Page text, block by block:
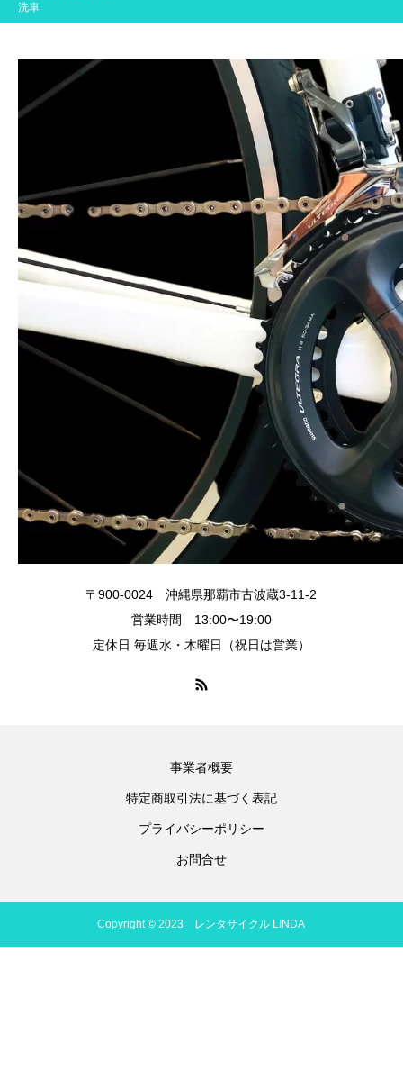
洗車
〒900-0024 沖縄県那覇市古波蔵3-11-2
営業時間 13:00〜19:00
定休日 毎週水・木曜日（祝日は営業）
事業者概要
特定商取引法に基づく表記
プライバシーポリシー
お問合せ
Copyright © 2023 レンタサイクル LINDA